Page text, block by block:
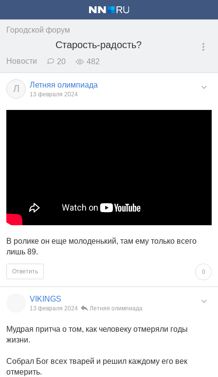
Городской форум
Старость-радость?
Новости 20 482
Л Летняя олимпиада
13 февраля 2024
В ролике он еще молоденький, там ему только всего
лишь 89.
0
Ответить
VIKINGS
13 февраля 2024 Летняя олимпиада
Мудрая притча о том, как человеку отмеряли годы
жизни.
Собрал Бог всех тварей и решил каждому его век
отмерить.